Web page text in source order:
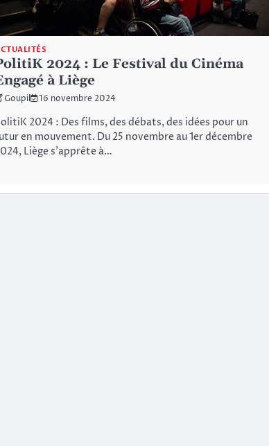
2024 : Le Festival du Cinéma
à Liège
Goupil 16 novembre 2024
2024 : Des films, des débats, des idées pour un
en mouvement. Du 25 novembre au 1er décembre
Liège s’apprête à…